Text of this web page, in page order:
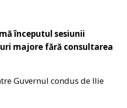
începutul sesiunii
majore fără consultarea
Guvernul condus de Ilie